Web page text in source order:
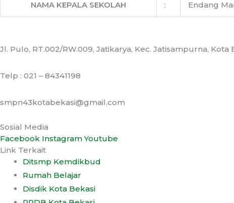
NAMA KEPALA SEKOLAH : Endang
Jl. Pulo, RT.002/RW.009, Jatikarya, Kec. Jatisampurna, Kota
Telp : 021 – 84341198
smpn43kotabekasi@gmail.com
Sosial Media
Facebook Instagram Youtube
Link Terkait
Ditsmp Kemdikbud
Rumah Belajar
Disdik Kota Bekasi